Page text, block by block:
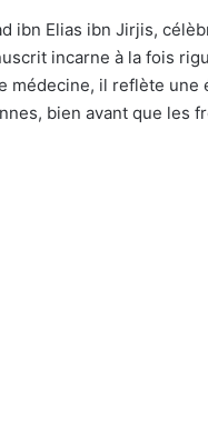
ibn Elias ibn Jirjis,
incarne à la fois
médecine, il reflète une
bien avant que les